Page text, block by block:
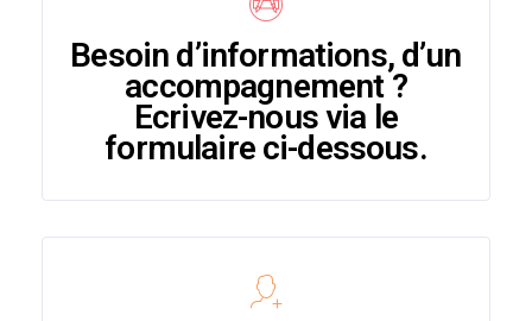
Besoin d’informations, d’un
accompagnement ?
Ecrivez-nous via le
formulaire ci-dessous.